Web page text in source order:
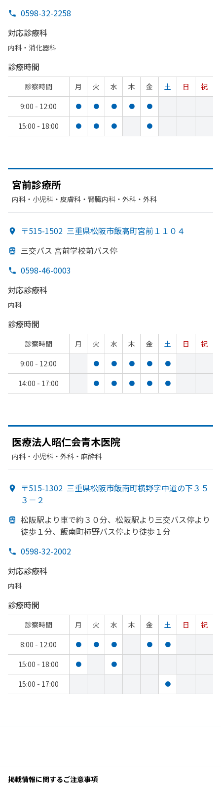
0598-32-2258
対応診療科
内科・​消化器科
診療時間
診察時間 月 火 水 木 金 土 日
祝
9:00 - 12:00
● ● ● ● ●
15:00 - 18:00 ● ● ● ●
宮前診療所
内科・​小児科・​皮膚科・​腎臓内科・外科・​外科
〒515-1502 三重県松阪市飯高町宮前１１０４
三交バス 宮前学校前バス停
0598-46-0003
対応診療科
内科
診療時間
診察時間 月 火 水 木 金 土 日
祝
9:00 - 12:00
● ● ● ● ●
14:00 - 17:00 ● ● ● ● ●
医療法人昭仁会青木医院
内科・​小児科・​外科・​麻酔科
〒515-1302 三重県松阪市飯南町横野字中道の下３５
３－２
松阪駅より車で約３０分、 松阪駅より三交バス停より
徒歩１分、 飯南町柿野バス停より徒歩１分
0598-32-2002
対応診療科
内科
診療時間
診察時間 月 火 水 木 金 土 日
祝
8:00 - 12:00
● ● ● ● ●
15:00 - 18:00 ● ●
15:00 - 17:00 ●
掲載情報に関するご注意事項